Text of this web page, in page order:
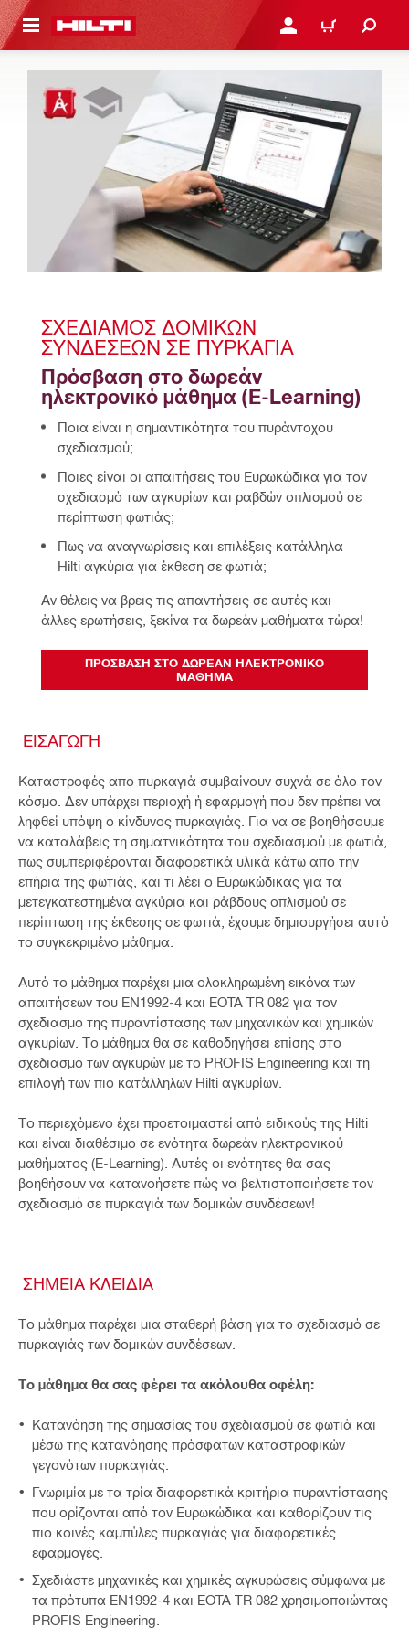
ΕΛΕΓΞΕΙΣ ΤΟ ΠΑΚΕΤΟ ΠΟΥ ΕΧΕΙΣ ΦΤΙΑΞΕΙ ΚΆΝΕ ΣΎΝΔΕΣΗ Ή
ΚΑΛΆΘΙ
ΣΧΕΔΙΑΜΌΣ ΔΟΜΙΚΏΝ
ΣΥΝΔΈΣΕΩΝ ΣΕ ΠΥΡΚΑΓΙΆ
Πρόσβαση στο δωρεάν
ηλεκτρονικό μάθημα (E-Learning)
Ποια είναι η σημαντικότητα του πυράντοχου
σχεδιασμού;
Ποιες είναι οι απαιτήσεις του Ευρωκώδικα για τον
σχεδιασμό των αγκυρίων και ραβδών οπλισμού σε
περίπτωση φωτιάς;
Πως να αναγνωρίσεις και επιλέξεις κατάλληλα
Hilti αγκύρια για έκθεση σε φωτιά;
Αν θέλεις να βρεις τις απαντήσεις σε αυτές και
άλλες ερωτήσεις, ξεκίνα τα δωρεάν μαθήματα τώρα!
ΠΡΌΣΒΑΣΗ ΣΤΟ ΔΩΡΕΆΝ ΗΛΕΚΤΡΟΝΙΚΌ
ΜΆΘΗΜΑ
ΕΙΣΑΓΩΓΗ
Καταστροφές απο πυρκαγιά συμβαίνουν συχνά σε όλο τον
κόσμο. Δεν υπάρχει περιοχή ή εφαρμογή που δεν πρέπει να
ληφθεί υπόψη ο κίνδυνος πυρκαγιάς. Για να σε βοηθήσουμε
να καταλάβεις τη σηματνικότητα του σχεδιασμού με φωτιά,
πως συμπεριφέρονται διαφορετικά υλικά κάτω απο την
επήρια της φωτιάς, και τι λέει ο Ευρωκώδικας για τα
μετεγκατεστημένα αγκύρια και ράβδους οπλισμού σε
περίπτωση της έκθεσης σε φωτιά, έχουμε δημιουργήσει αυτό
το συγκεκριμένο μάθημα.
Αυτό το μάθημα παρέχει μια ολοκληρωμένη εικόνα των
απαιτήσεων του EN1992-4 και EOTA TR 082 για τον
σχεδιασμο της πυραντίστασης των μηχανικών και χημικών
αγκυρίων. Το μάθημα θα σε καθοδηγήσει επίσης στο
σχεδιασμό των αγκυρών με το PROFIS Engineering και τη
επιλογή των πιο κατάλληλων Hilti αγκυρίων.
Το περιεχόμενο έχει προετοιμαστεί από ειδικούς της Hilti
και είναι διαθέσιμο σε ενότητα δωρεάν ηλεκτρονικού
μαθήματος (E-Learning). Αυτές οι ενότητες θα σας
βοηθήσουν να κατανοήσετε πώς να βελτιστοποιήσετε τον
σχεδιασμό σε πυρκαγιά των δομικών συνδέσεων!
ΣΗΜΕΊΑ ΚΛΕΙΔΙΆ
Το μάθημα παρέχει μια σταθερή βάση για το σχεδιασμό σε
πυρκαγιάς των δομικών συνδέσεων.
Το μάθημα θα σας φέρει τα ακόλουθα οφέλη:
Κατανόηση της σημασίας του σχεδιασμού σε φωτιά και
μέσω της κατανόησης πρόσφατων καταστροφικών
γεγονότων πυρκαγιάς.
Γνωριμία με τα τρία διαφορετικά κριτήρια πυραντίστασης
που ορίζονται από τον Ευρωκώδικα και καθορίζουν τις
πιο κοινές καμπύλες πυρκαγιάς για διαφορετικές
εφαρμογές.
Σχεδιάστε μηχανικές και χημικές αγκυρώσεις σύμφωνα με
τα πρότυπα EN1992-4 και EOTA TR 082 χρησιμοποιώντας
PROFIS Engineering.